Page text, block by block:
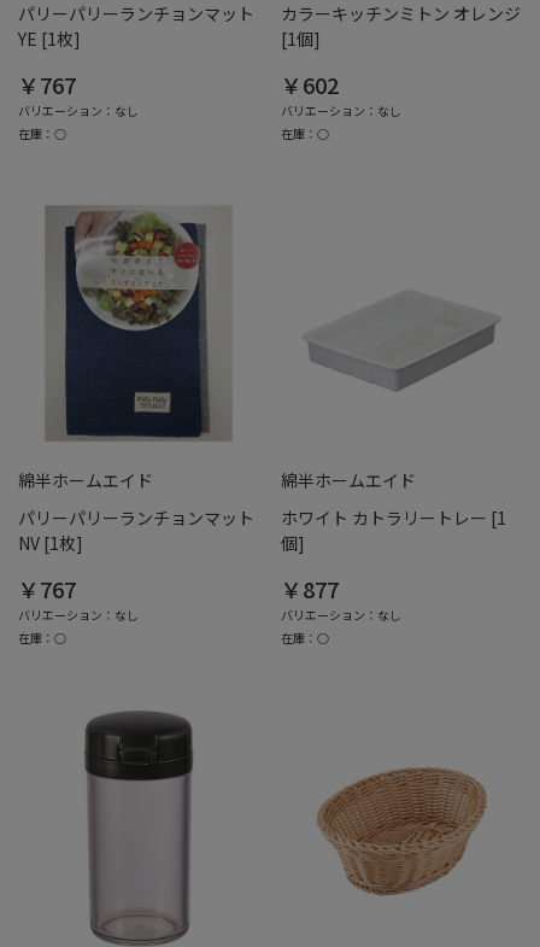
パリーパリーランチョンマット
YE [1枚]
￥767
バリエーション：なし
在庫：○
カラーキッチンミトン オレンジ
[1個]
￥602
バリエーション：なし
在庫：○
綿半ホームエイド
パリーパリーランチョンマット
NV [1枚]
￥767
バリエーション：なし
在庫：○
綿半ホームエイド
ホワイト カトラリートレー [1
個]
￥877
バリエーション：なし
在庫：○